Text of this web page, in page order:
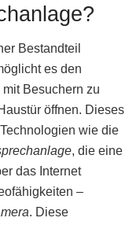
Bestandteil
es den
Besuchern zu
öffnen. Dieses
wie die
, die eine
das Internet
–
. Diese